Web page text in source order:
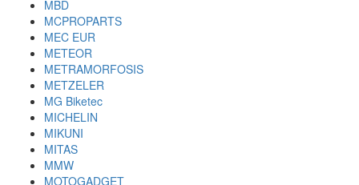
MBD
MCPROPARTS
MEC EUR
METEOR
METRAMORFOSIS
METZELER
MG Biketec
MICHELIN
MIKUNI
MITAS
MMW
MOTOGADGET